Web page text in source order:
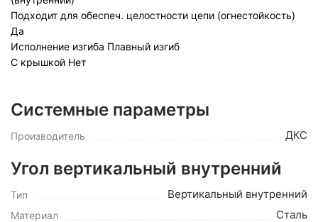
Подходит для обеспеч. целостности цепи (огнестойкость)
Да
Исполнение изгиба Плавный изгиб
С крышкой Нет
Системные параметры
Производитель ДКС
Угол вертикальный внутренний
Тип Вертикальный внутренний
Материал Сталь